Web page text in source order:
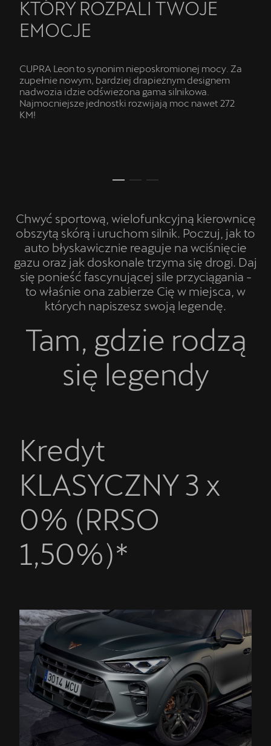
KTÓRY ROZPALI TWOJE
EMOCJE
CUPRA Leon to synonim nieposkromionej mocy. Za
zupełnie nowym, bardziej drapieżnym designem
nadwozia idzie odświeżona gama silnikowa.
Najmocniejsze jednostki rozwijają moc nawet 272
KM!
Chwyć sportową, wielofunkcyjną kierownicę
obszytą skórą i uruchom silnik. Poczuj, jak to
auto błyskawicznie reaguje na wciśnięcie
gazu oraz jak doskonale trzyma się drogi. Daj
się ponieść fascynującej sile przyciągania -
to właśnie ona zabierze Cię w miejsca, w
których napiszesz swoją legendę.
Tam, gdzie rodzą
się legendy
Kredyt
KLASYCZNY 3 x
0% (RRSO
1,50%)*